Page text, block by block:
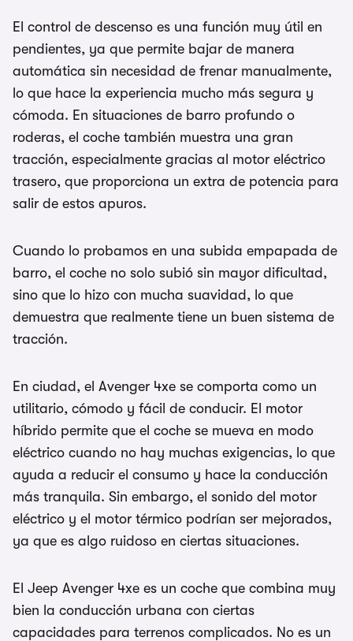
El control de descenso es una función muy útil en
pendientes, ya que permite bajar de manera
automática sin necesidad de frenar manualmente,
lo que hace la experiencia mucho más segura y
cómoda. En situaciones de barro profundo o
roderas, el coche también muestra una gran
tracción, especialmente gracias al motor eléctrico
trasero, que proporciona un extra de potencia para
salir de estos apuros.
Cuando lo probamos en una subida empapada de
barro, el coche no solo subió sin mayor dificultad,
sino que lo hizo con mucha suavidad, lo que
demuestra que realmente tiene un buen sistema de
tracción.
En ciudad, el Avenger 4xe se comporta como un
utilitario, cómodo y fácil de conducir. El motor
híbrido permite que el coche se mueva en modo
eléctrico cuando no hay muchas exigencias, lo que
ayuda a reducir el consumo y hace la conducción
más tranquila. Sin embargo, el sonido del motor
eléctrico y el motor térmico podrían ser mejorados,
ya que es algo ruidoso en ciertas situaciones.
El Jeep Avenger 4xe es un coche que combina muy
bien la conducción urbana con ciertas
capacidades para terrenos complicados. No es un